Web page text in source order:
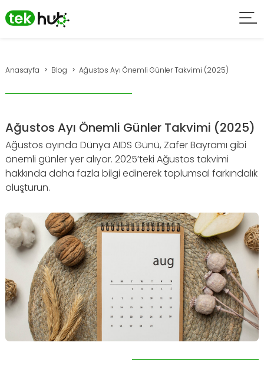
Anasayfa Blog Ağustos Ayı Önemli Günler Takvimi (2025)
Ağustos Ayı Önemli Günler Takvimi (2025)
Ağustos ayında Dünya AIDS Günü, Zafer Bayramı gibi
önemli günler yer alıyor. 2025’teki Ağustos takvimi
hakkında daha fazla bilgi edinerek toplumsal farkındalık
oluşturun.